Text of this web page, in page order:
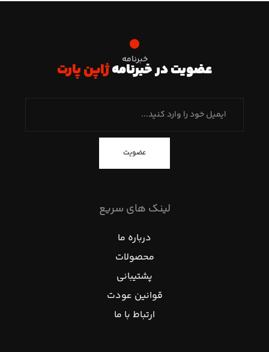
خبرنامه
عضویت در خبرنامهژاپن پارت
عضویت
لینک های سریع
درباره ما
محصولات
پشتیبانی
قوانین عودت
ارتباط با ما